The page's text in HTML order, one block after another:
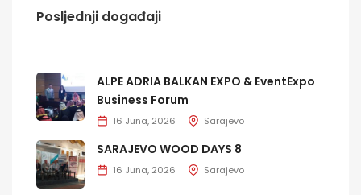
Posljednji događaji
ALPE ADRIA BALKAN EXPO & EventExpo
Business Forum
16 Juna, 2026 Sarajevo
SARAJEVO WOOD DAYS 8
16 Juna, 2026 Sarajevo